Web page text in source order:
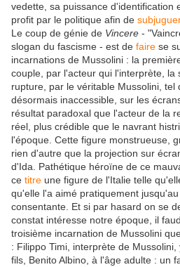
vedette, sa puissance d'identification
profit par le politique afin de
Le coup de génie de Vincere -
slogan du fascisme - est de faire se
incarnations de Mussolini : la
couple, par l'acteur qui l'interprète, la
rupture, par le véritable Mussolini, tel
désormais inaccessible, sur les
résultat paradoxal que l'acteur de la
réel, plus crédible que le navrant
l'époque. Cette figure monstrueuse,
rien d'autre que la projection sur
d'Ida. Pathétique héroïne de ce
ce titre une figure de l'Italie telle
qu'elle l'a aimé pratiquement
consentante. Et si par hasard on se
constat intéresse notre époque, il
troisième incarnation de Mussolini
: Filippo Timi, interprète de
fils, Benito Albino, à l'âge adulte : un